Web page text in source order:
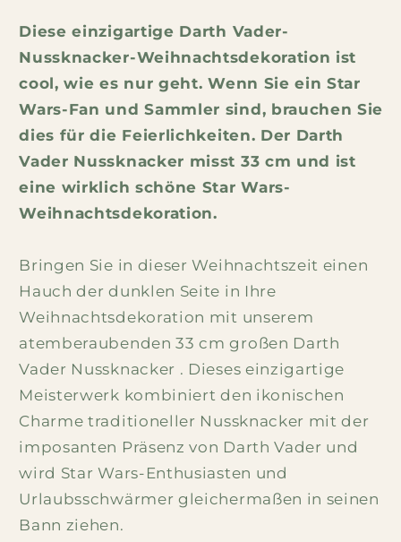
Diese einzigartige Darth Vader-
Nussknacker-Weihnachtsdekoration ist
cool, wie es nur geht. Wenn Sie ein Star
Wars-Fan und Sammler sind, brauchen Sie
dies für die Feierlichkeiten. Der Darth
Vader Nussknacker misst 33 cm und ist
eine wirklich schöne Star Wars-
Weihnachtsdekoration.
Bringen Sie in dieser Weihnachtszeit einen
Hauch der dunklen Seite in Ihre
Weihnachtsdekoration mit unserem
atemberaubenden 33 cm großen Darth
Vader Nussknacker . Dieses einzigartige
Meisterwerk kombiniert den ikonischen
Charme traditioneller Nussknacker mit der
imposanten Präsenz von Darth Vader und
wird Star Wars-Enthusiasten und
Urlaubsschwärmer gleichermaßen in seinen
Bann ziehen.